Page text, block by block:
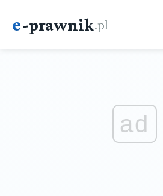
e-prawnik.pl
ad